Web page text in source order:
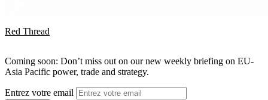
Red Thread
Coming soon: Don’t miss out on our new weekly briefing on EU-
Asia Pacific power, trade and strategy.
Entrez votre email